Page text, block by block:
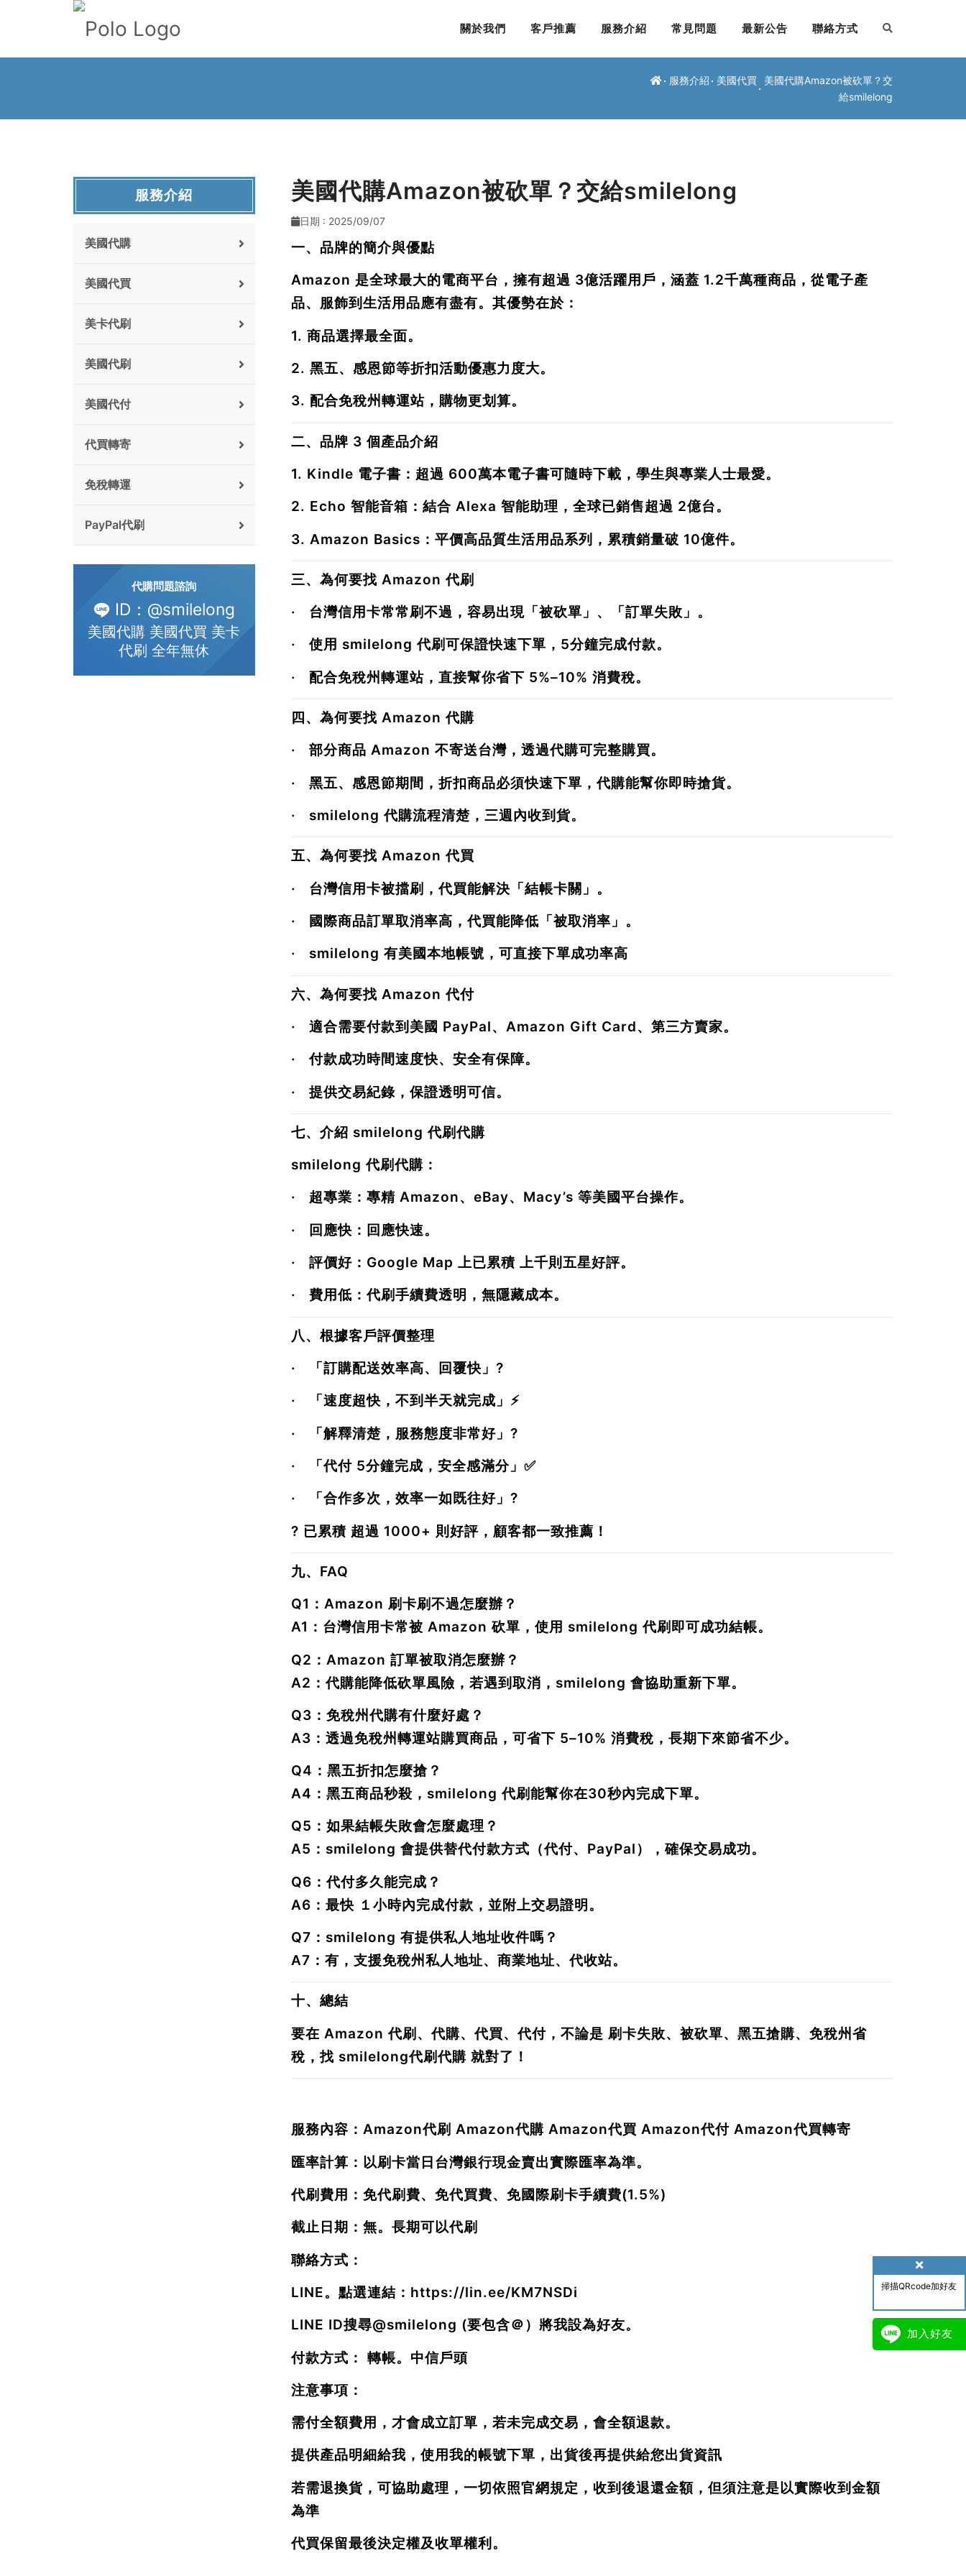
掃描QRcode加好友
加入好友
關於我們 客戶推薦 服務介紹 常見問題 最新公告 聯絡方式
服務介紹 美國代買
美國代購Amazon被砍單？交
給smilelong
美國代購Amazon被砍單？交給smilelong
日期 : 2025/09/07
一、品牌的簡介與優點
Amazon 是全球最大的電商平台，擁有超過 3億活躍用戶 ，涵蓋 1.2千萬種商品 ，從電子產
品、服飾到生活用品應有盡有。其優勢在於：
1. 商品選擇最全面。
2. 黑五、感恩節等折扣活動優惠力度大。
3. 配合免稅州轉運站，購物更划算。
二、品牌 3 個產品介紹
1. Kindle 電子書 ：超過 600萬本電子書可隨時下載，學生與專業人士最愛。
2. Echo 智能音箱 ：結合 Alexa 智能助理，全球已銷售超過 2億台。
3. Amazon Basics ：平價高品質生活用品系列，累積銷量破 10億件。
三、為何要找 Amazon 代刷
· 台灣信用卡常常刷不過，容易出現「被砍單」、「訂單失敗」。
· 使用 smilelong 代刷可保證快速下單， 5分鐘完成付款。
· 配合免稅州轉運站，直接幫你省下 5%–10% 消費稅。
四、為何要找 Amazon 代購
· 部分商品 Amazon 不寄送台灣，透過代購可完整購買。
· 黑五、感恩節期間，折扣商品必須快速下單，代購能幫你即時搶貨。
· smilelong 代購流程清楚， 三週內收到貨。
五、為何要找 Amazon 代買
· 台灣信用卡被擋刷，代買能解決「結帳卡關」。
·
國際商品訂單取消率高，代買能降低「被取消率」。
· smilelong 有美國本地帳號，可直接下單成功率高
六、為何要找 Amazon 代付
· 適合需要付款到美國 PayPal、Amazon Gift Card、第三方賣家。
· 付款成功時間速度快、安全有保障。
· 提供交易紀錄，保證透明可信。
七、介紹 smilelong 代刷代購
smilelong 代刷代購：
· 超專業 ：專精 Amazon、eBay、Macy’s 等美國平台操作。
·
回應快 ：回應快速。
· 評價好：Google Map 上已累積 上千則五星好評。
· 費用低 ：代刷手續費透明，無隱藏成本。
八、根據客戶評價整理
·
「訂購配送效率高、回覆快」?
·
「速度超快，不到半天就完成」⚡
·
「解釋清楚，服務態度非常好」?
·
「代付 5分鐘完成，安全感滿分」✅
·
「合作多次，效率一如既往好」?
? 已累積 超過 1000+ 則好評，顧客都一致推薦！
九、FAQ
Q1：Amazon 刷卡刷不過怎麼辦？
A1：台灣信用卡常被 Amazon 砍單，使用 smilelong 代刷即可成功結帳。
Q2：Amazon 訂單被取消怎麼辦？
A2：代購能降低砍單風險，若遇到取消，smilelong 會協助重新下單。
Q3：免稅州代購有什麼好處？
A3：透過免稅州轉運站購買商品，可省下 5–10% 消費稅 ，長期下來節省不少。
Q4：黑五折扣怎麼搶？
A4：黑五商品秒殺，smilelong 代刷能幫你在30秒內完成下單。
Q5：如果結帳失敗會怎麼處理？
A5：smilelong 會提供替代付款方式（代付、PayPal），確保交易成功。
Q6：代付多久能完成？
A6：最快 １小時內完成付款 ，並附上交易證明。
Q7：smilelong 有提供私人地址收件嗎？
A7：有，支援免稅州私人地址、商業地址、代收站。
十、總結
要在 Amazon 代刷、代購、代買、代付，不論是 刷卡失敗、被砍單、黑五搶購、免稅州省
稅 ，找 smilelong代刷代購就對了！
服務內容： Amazon代刷 Amazon代購 Amazon代買 Amazon代付 Amazon代買轉寄
匯率計算：以刷卡當日台灣銀行現金賣出實際匯率為準。
代刷費用：免代刷費、免代買費、免國際刷卡手續費(1.5%)
截止日期：無。長期可以代刷
聯絡方式：
LINE。點選連結： https://lin.ee/KM7NSDi
LINE ID搜尋@smilelong (要包含＠）將我設為好友。
付款方式： 轉帳。中信戶頭
注意事項：
需付全額費用，才會成立訂單，若未完成交易，會全額退款。
提供產品明細給我，使用我的帳號下單，出貨後再提供給您出貨資訊
若需退換貨，可協助處理，一切依照官網規定，收到後退還金額，但須注意是以實際收到金額
為準
代買保留最後決定權及收單權利。
服務介紹
美國代購
美國代買
美卡代刷
美國代刷
美國代付
代買轉寄
免稅轉運
PayPal代刷
代購問題諮詢
ID：@smilelong
美國代購 美國代買 美卡
代刷 全年無休